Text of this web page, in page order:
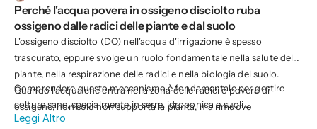
Perché l'acqua povera in ossigeno disciolto ruba
ossigeno dalle radici delle piante e dal suolo
L'ossigeno disciolto (DO) nell'acqua d'irrigazione è spesso
trascurato, eppure svolge un ruolo fondamentale nella salute delle
piante, nella respirazione delle radici e nella biologia del suolo.
Quando l'acqua che entra nella zona delle radici è povera di
ossigeno, non solo non supporta la pianta, ma rimuove
attivamente l'ossigeno dal suolo e dalle radici, creando condizioni
Comprendere questo meccanismo è fondamentale per gestire
colture sane, specialmente in serre, idroponica e suoli
intensivamente irrigati.
Leggi Altro